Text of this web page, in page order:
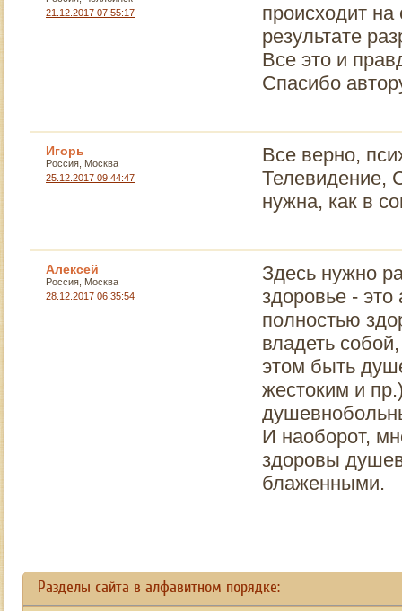
21.12.2017 07:55:17
происходит
результате
Все это и
Спасибо
Игорь
Россия, Москва
25.12.2017 09:44:47
Все верно,
Телевидение,
нужна, как в
Алексей
Россия, Москва
28.12.2017 06:35:54
Здесь нужно
здоровье -
полностью
владеть
этом быть
жестоким и
И наоборот,
здоровы
блаженными.
Разделы сайта в алфавитном порядке: